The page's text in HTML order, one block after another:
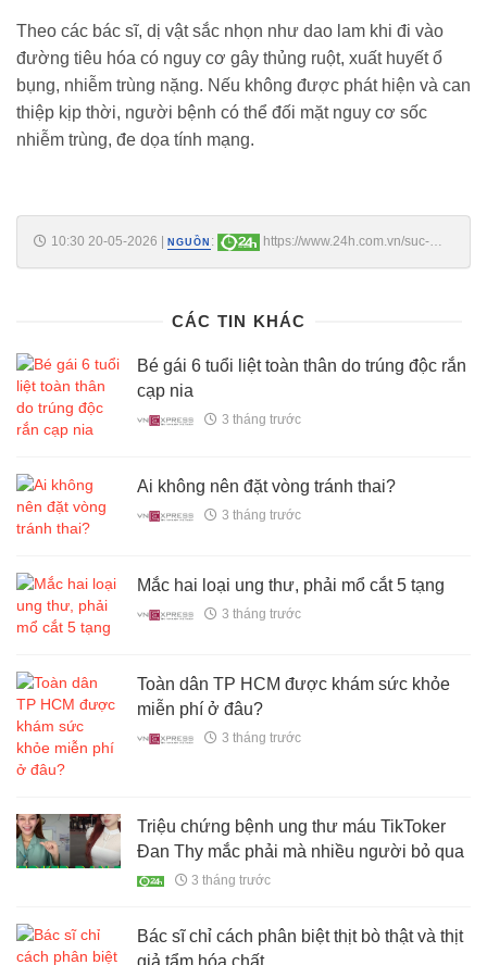
Theo các bác sĩ, dị vật sắc nhọn như dao lam khi đi vào
đường tiêu hóa có nguy cơ gây thủng ruột, xuất huyết ổ
bụng, nhiễm trùng nặng. Nếu không được phát hiện và can
thiệp kịp thời, người bệnh có thể đối mặt nguy cơ sốc
nhiễm trùng, đe dọa tính mạng.
10:30 20-05-2026 NGUỒN :
https://www.24h.com.vn/suc-
CÁC TIN KHÁC
Bé gái 6 tuổi liệt toàn thân do trúng độc rắn
cạp nia
3 tháng trước
Ai không nên đặt vòng tránh thai?
3 tháng trước
Mắc hai loại ung thư, phải mổ cắt 5 tạng
3 tháng trước
Toàn dân TP HCM được khám sức khỏe
miễn phí ở đâu?
3 tháng trước
Triệu chứng bệnh ung thư máu TikToker
Đan Thy mắc phải mà nhiều người bỏ qua
3 tháng trước
Bác sĩ chỉ cách phân biệt thịt bò thật và thịt
giả tẩm hóa chất